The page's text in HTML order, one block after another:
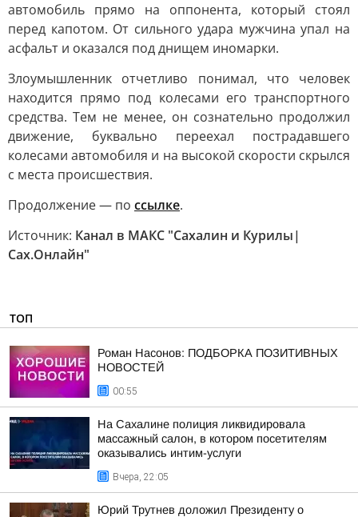
автомобиль прямо на оппонента, который стоял
перед капотом. От сильного удара мужчина упал на
асфальт и оказался под днищем иномарки.
Злоумышленник отчетливо понимал, что человек
находится прямо под колесами его транспортного
средства. Тем не менее, он сознательно продолжил
движение, буквально переехал пострадавшего
колесами автомобиля и на высокой скорости скрылся
с места происшествия.
Продолжение — по ссылке.
Источник: Канал в МАКС "Сахалин и Курилы|
Сах.Онлайн"
ТОП
Роман Насонов: ПОДБОРКА ПОЗИТИВНЫХ
НОВОСТЕЙ
00:55
На Сахалине полиция ликвидировала
массажный салон, в котором посетителям
оказывались интим-услуги
Вчера, 22:05
Юрий Трутнев доложил Президенту о